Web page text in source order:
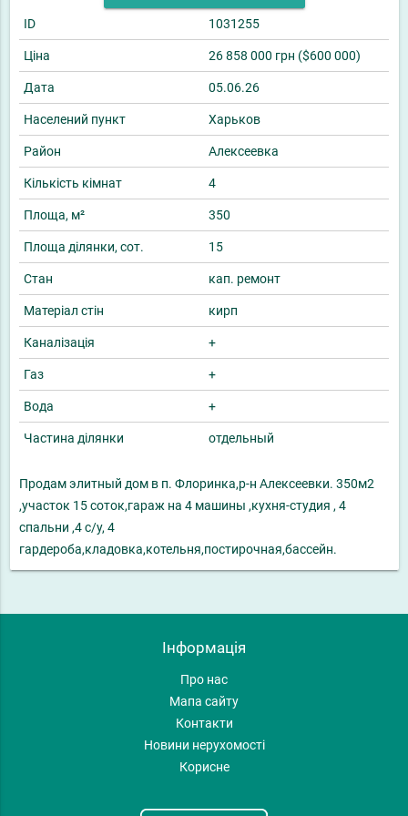
ID 1031255
Ціна 26 858 000 грн ($600 000)
Дата 05.06.26
Населений пункт Харьков
Район Алексеевка
Кількість кімнат 4
Площа, м² 350
Площа ділянки, сот. 15
Стан кап. ремонт
Матеріал стін кирп
Каналізація +
Газ +
Вода +
Частина ділянки отдельный
Продам элитный дом в п. Флоринка,р-н Алексеевки. 350м2
,участок 15 соток,гараж на 4 машины ,кухня-студия , 4
спальни ,4 с/у, 4
гардероба,кладовка,котельня,постирочная,бассейн.
Інформація
Про нас
Мапа сайту
Контакти
Новини нерухомості
Корисне